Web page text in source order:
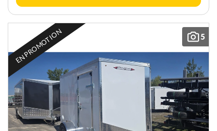
5
EN PROMOTION